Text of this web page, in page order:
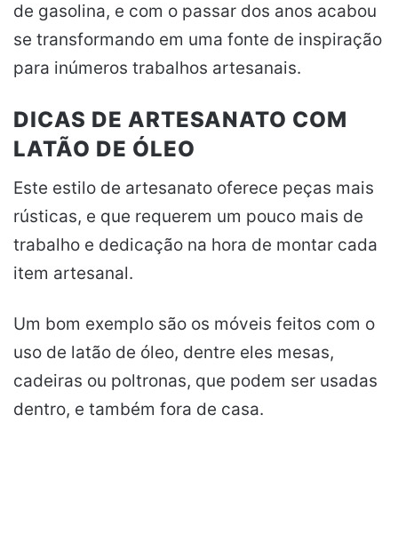
de gasolina, e com o passar dos anos acabou
se transformando em uma fonte de inspiração
para inúmeros trabalhos artesanais.
DICAS DE ARTESANATO COM
LATÃO DE ÓLEO
Este estilo de artesanato oferece peças mais
rústicas, e que requerem um pouco mais de
trabalho e dedicação na hora de montar cada
item artesanal.
Um bom exemplo são os móveis feitos com o
uso de latão de óleo, dentre eles mesas,
cadeiras ou poltronas, que podem ser usadas
dentro, e também fora de casa.